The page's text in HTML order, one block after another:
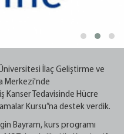
İlaç Geliştirme ve
Merkezi'nde
Kanser Tedavisinde Hücre
Kursu”na destek verdik.
Bayram, kurs programı